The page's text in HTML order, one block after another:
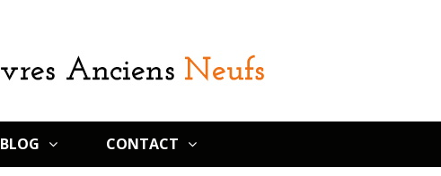
BLOG CONTACT